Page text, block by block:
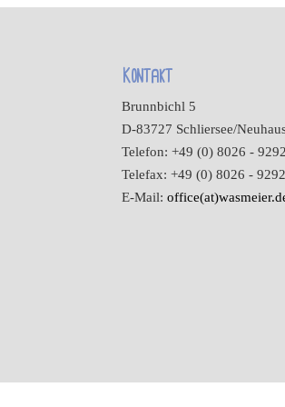
Kontakt
Brunnbichl 5
D-83727 Schliersee/
Telefon: +49 (0) 8026 -
Telefax: +49 (0) 8026 -
E-Mail: